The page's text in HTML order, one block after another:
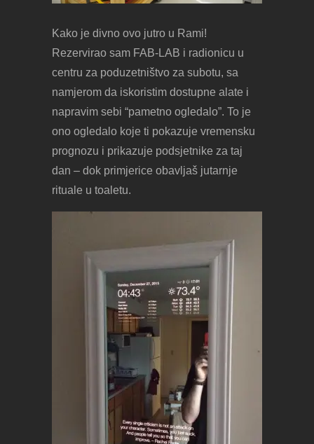
Kako je divno ovo jutro u Rami!
Rezervirao sam FAB-LAB i radionicu u
centru za poduzetništvo za subotu, sa
namjerom da iskoristim dostupne alate i
napravim sebi “pametno ogledalo”. To je
ono ogledalo koje ti pokazuje vremensku
prognozu i prikazuje podsjetnike za taj
dan – dok primjerice obavljaš jutarnje
rituale u toaletu.